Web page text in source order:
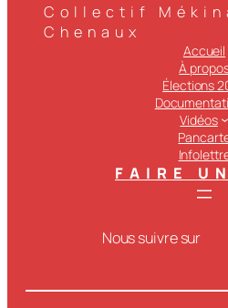
Collectif
Chenaux
Accueil
À
Élections
Vidéos
FAIRE
Nous suivre sur